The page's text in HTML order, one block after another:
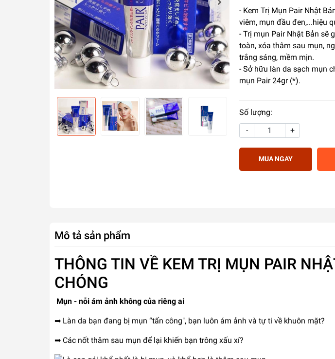
- Kem Trị Mụn Pair Nhật
viêm, mụn đầu đen,...hiệu
- Trị mụn Pair Nhật Bản sẽ
toàn, xóa thâm sau mụn,
trắng sáng, mềm mịn.
- Sở hữu làn da sạch mụn
mụn Pair 24gr (*).
Số lượng:
-
+
MUA NGAY
Mô tả sản phẩm
THÔNG TIN VỀ KEM TRỊ MỤN PAIR
CHÓNG
Mụn - nỗi ám ảnh không của riêng ai
➡ Làn da bạn đang bị mụn “tấn công", bạn luôn ám ảnh và tự ti về khuôn mặt?
➡ Các nốt thâm sau mụn để lại khiến bạn trông xấu xí?